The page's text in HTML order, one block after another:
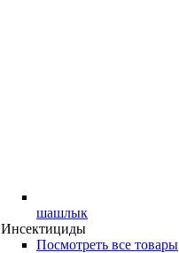
шашлык
Инсектициды
Посмотреть все товары